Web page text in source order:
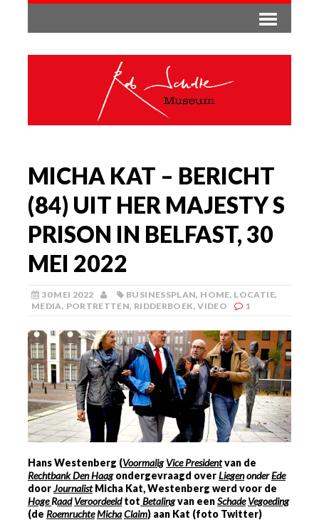
MICHA KAT – BERICHT
(84) UIT HER MAJESTY S
PRISON IN BELFAST, 30
MEI 2022
30 MEI 2022 BUSINESSPLAN, HOME, LOCATIE,
MEDIA, PORTRETTEN, RIDDERBOEK,VIDEO 1
Hans Westenberg (Voormalig Vice Presidentvan de
Rechtbank Den Haagondergevraagd overLiegenonderEde
doorJournalistMicha Kat, Westenberg werd voor de
HogeRaad Veroordeeldtot Betalingvan eenSchade Vegoeding
(de RoemruchteMichaClaim) aan Kat (foto Twitter)